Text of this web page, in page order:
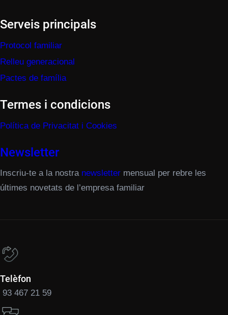
Serveis principals
Protocol familiar
Relleu generacional
Pactes de família
Termes i condicions
Política de Privacitat i Cookies
Newsletter
Inscriu-te a la nostra newsletter mensual per rebre les
últimes novetats de l’empresa familiar
Telèfon
93 467 21 59